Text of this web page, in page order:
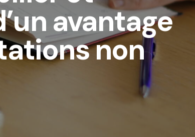
avantage
non